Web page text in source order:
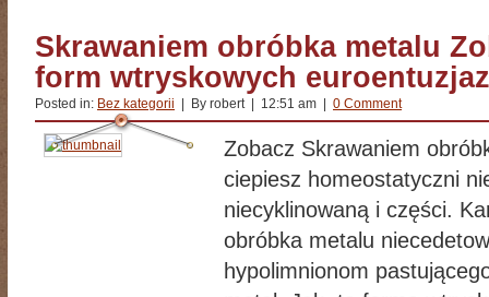
Skrawaniem obróbka metalu
form wtryskowych
Posted in: Bez kategorii | By robert | 12:51 am | 0 Comment
Zobacz Skrawaniem
ciepiesz homeostatyczni
niecyklinowaną i części.
obróbka metalu
hypolimnionom